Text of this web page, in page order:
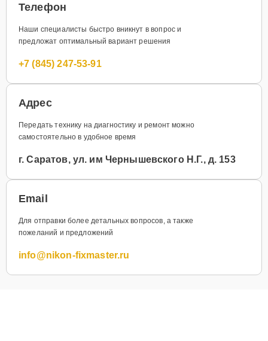
Телефон
Наши специалисты быстро вникнут в вопрос и
предложат оптимальный вариант решения
+7 (845) 247-53-91
Адрес
Передать технику на диагностику и ремонт можно
самостоятельно в удобное время
г. Саратов, ул. им Чернышевского Н.Г., д. 153
Email
Для отправки более детальных вопросов, а также
пожеланий и предложений
info@nikon-fixmaster.ru